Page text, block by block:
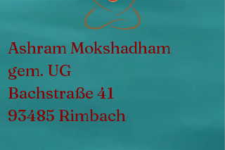
Ashram Mokshadham
gem. UG
Bachstraße 41
93485 Rimbach